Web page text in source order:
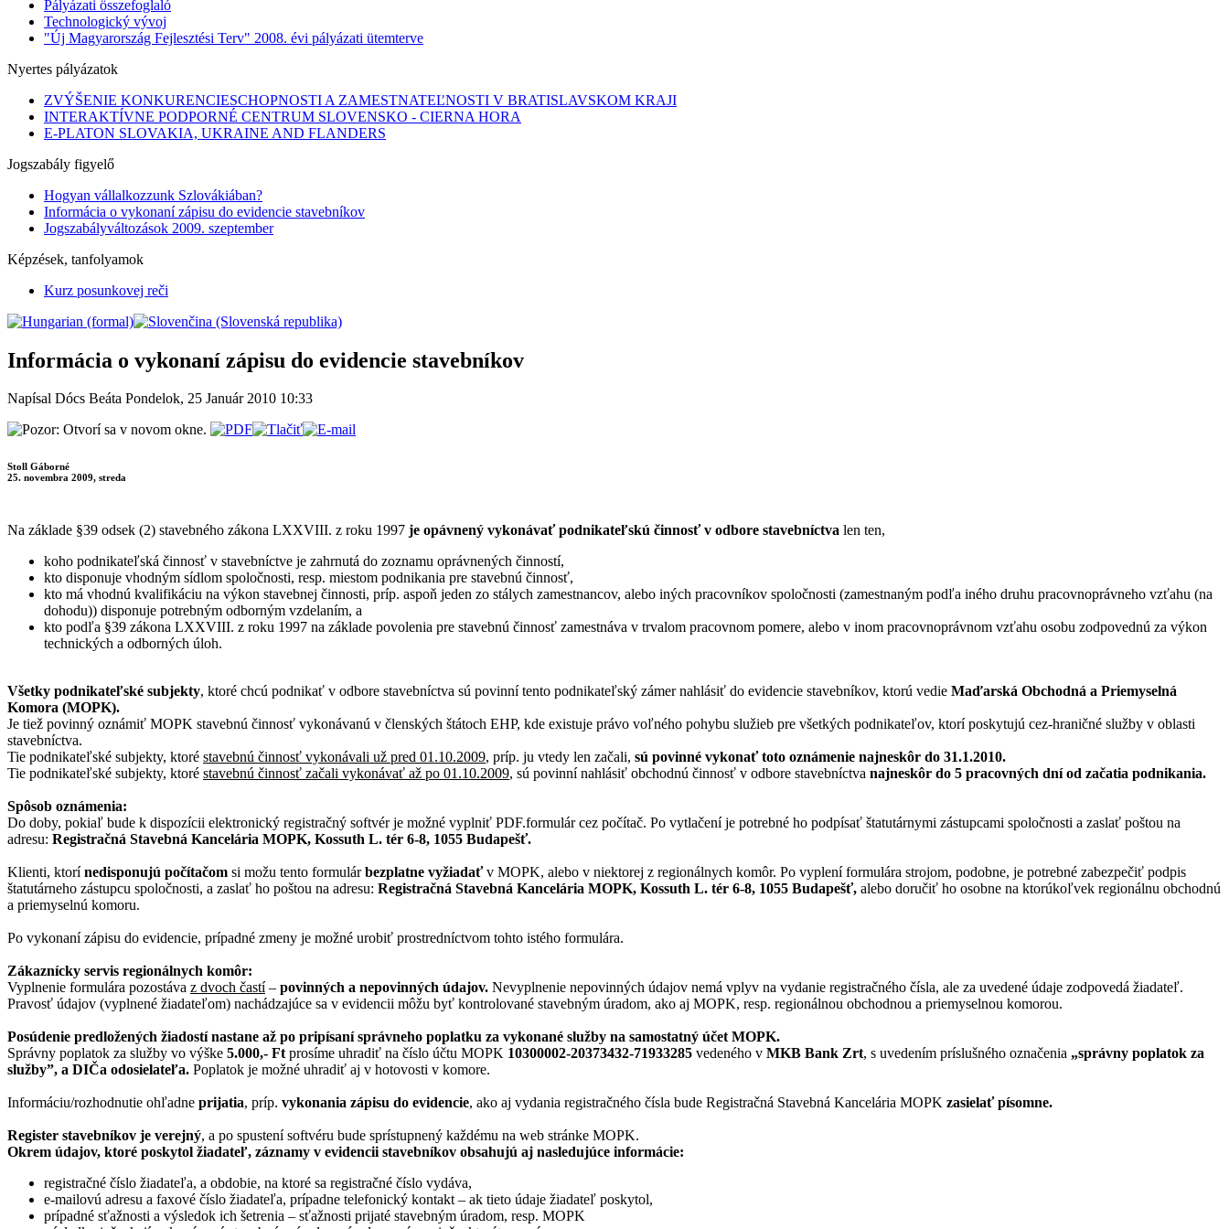
Pályázati összefoglaló
Technologický vývoj
"Új Magyarország Fejlesztési Terv" 2008. évi pályázati ütemterve
Nyertes pályázatok
ZVÝŠENIE KONKURENCIESCHOPNOSTI A ZAMESTNATEĽNOSTI V BRATISLAVSKOM KRAJI
INTERAKTÍVNE PODPORNÉ CENTRUM SLOVENSKO - CIERNA HORA
E-PLATON SLOVAKIA, UKRAINE AND FLANDERS
Jogszabály figyelő
Hogyan vállalkozzunk Szlovákiában?
Informácia o vykonaní zápisu do evidencie stavebníkov
Jogszabályváltozások 2009. szeptember
Képzések, tanfolyamok
Kurz posunkovej reči
Informácia o vykonaní zápisu do evidencie stavebníkov
Napísal Dócs Beáta Pondelok, 25 Január 2010 10:33
Stoll Gáborné
25. novembra 2009, streda
Na základe §39 odsek (2) stavebného zákona LXXVIII. z roku 1997 je opávnený vykonávať podnikateľskú činnosť v odbore stavebníctva len ten,
koho podnikateľská činnosť v stavebníctve je zahrnutá do zoznamu oprávnených činností,
kto disponuje vhodným sídlom spoločnosti, resp. miestom podnikania pre stavebnú činnosť,
kto má vhodnú kvalifikáciu na výkon stavebnej činnosti, príp. aspoň jeden zo stálych zamestnancov, alebo iných pracovníkov spoločnosti (zamestnaným podľa iného druhu pracovnoprávneho vzťahu (na
dohodu)) disponuje potrebným odborným vzdelaním, a
kto podľa §39 zákona LXXVIII. z roku 1997 na základe povolenia pre stavebnú činnosť zamestnáva v trvalom pracovnom pomere, alebo v inom pracovnoprávnom vzťahu osobu zodpovednú za výkon
technických a odborných úloh.
Všetky podnikateľské subjekty, ktoré chcú podnikať v odbore stavebníctva sú povinní tento podnikateľský zámer nahlásiť do evidencie stavebníkov, ktorú vedie Maďarská Obchodná a Priemyselná
Komora (MOPK).
Je tiež povinný oznámiť MOPK stavebnú činnosť vykonávanú v členských štátoch EHP, kde existuje právo voľného pohybu služieb pre všetkých podnikateľov, ktorí poskytujú cez-hraničné služby v oblasti
stavebníctva.
Tie podnikateľské subjekty, ktoré stavebnú činnosť vykonávali už pred 01.10.2009, príp. ju vtedy len začali, sú povinné vykonať toto oznámenie najneskôr do 31.1.2010.
Tie podnikateľské subjekty, ktoré stavebnú činnosť začali vykonávať až po 01.10.2009, sú povinní nahlásiť obchodnú činnosť v odbore stavebníctva najneskôr do 5 pracovných dní od začatia podnikania.
Spôsob oznámenia:
Do doby, pokiaľ bude k dispozícii elektronický registračný softvér je možné vyplniť PDF.formulár cez počítač. Po vytlačení je potrebné ho podpísať štatutárnymi zástupcami spoločnosti a zaslať poštou na
adresu: Registračná Stavebná Kancelária MOPK, Kossuth L. tér 6-8, 1055 Budapešť.
Klienti, ktorínedisponujú počítačom si možu tento formulárbezplatne vyžiadaťv MOPK, alebo v niektorej z regionálnych komôr. Po vyplení formulára strojom, podobne, je potrebné zabezpečiť podpis
štatutárneho zástupcu spoločnosti, a zaslať ho poštou na adresu: Registračná Stavebná Kancelária MOPK, Kossuth L. tér 6-8, 1055 Budapešť, alebo doručiť ho osobne na ktorúkoľvek regionálnu obchodnú
a priemyselnú komoru.
Po vykonaní zápisu do evidencie, prípadné zmeny je možné urobiť prostredníctvom tohto istého formulára.
Zákaznícky servis regionálnych komôr:
Vyplnenie formulára pozostáva z dvoch častí– povinných a nepovinných údajov. Nevyplnenie nepovinných údajov nemá vplyv na vydanie registračného čísla, ale za uvedené údaje zodpovedá žiadateľ.
Pravosť údajov (vyplnené žiadateľom) nachádzajúce sa v evidencii môžu byť kontrolované stavebným úradom, ako aj MOPK, resp. regionálnou obchodnou a priemyselnou komorou.
Posúdenie predložených žiadostí nastane až po pripísaní správneho poplatku za vykonané služby na samostatný účet MOPK.
Správny poplatok za služby vo výške 5.000,- Ft prosíme uhradiť na číslo účtu MOPK 10300002-20373432-71933285 vedeného v MKB Bank Zrt, s uvedením príslušného označenia „správny poplatok za
služby”, a DIČa odosielateľa. Poplatok je možné uhradiť aj v hotovosti v komore.
Informáciu/rozhodnutie ohľadne prijatia, príp. vykonania zápisu do evidencie, ako aj vydania registračného čísla bude Registračná Stavebná Kancelária MOPK zasielať písomne.
Register stavebníkov je verejný, a po spustení softvéru bude sprístupnený každému na web stránke MOPK.
Okrem údajov, ktoré poskytol žiadateľ, záznamy v evidencii stavebníkov obsahujú aj nasledujúce informácie:
registračné číslo žiadateľa, a obdobie, na ktoré sa registračné číslo vydáva,
e-mailovú adresu a faxové číslo žiadateľa, prípadne telefonický kontakt – ak tieto údaje žiadateľ poskytol,
prípadné sťažnosti a výsledok ich šetrenia – sťažnosti prijaté stavebným úradom, resp. MOPK